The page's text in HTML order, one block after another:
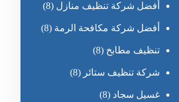
أفضل شركة تنظيف منازل (8)
أفضل شركة مكافحة الرمة (8)
تنظيف مطابخ (8)
شركة تنظيف ستائر (8)
غسيل سجاد (8)